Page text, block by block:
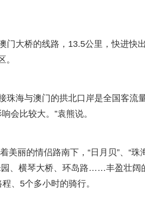
大桥的线路，13.5公里，快进快出
珠海与澳门的拱北口岸是全国客流
会比较大。”袁熊说。
丽的情侣路南下，“日月贝”、“珠
园、横琴大桥、环岛路……丰盈壮阔
、5个多小时的骑行。